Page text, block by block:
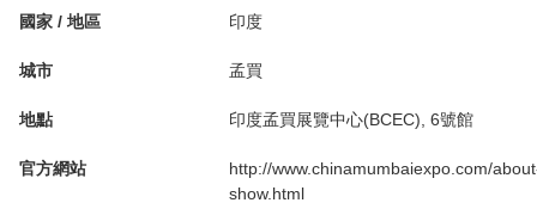
國家 / 地區 印度
城市 孟買
地點 印度孟買展覽中心(BCEC), 6號館
官方網站
http://www.chinamumbaiexpo.com/
show.html